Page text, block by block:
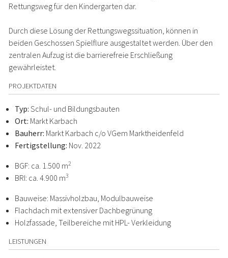
Rettungsweg für den Kindergarten dar.
Durch diese Lösung der Rettungswegssituation, können in
beiden Geschossen Spielflure ausgestaltet werden. Über den
zentralen Aufzug ist die barrierefreie Erschließung
gewährleistet.
PROJEKTDATEN
Typ: Schul- und Bildungsbauten
Ort: Markt Karbach
Bauherr: Markt Karbach c/o VGem Marktheidenfeld
Fertigstellung: Nov. 2022
BGF: ca. 1.500 m2
BRI: ca. 4.900 m3
Bauweise: Massivholzbau, Modulbauweise
Flachdach mit extensiver Dachbegrünung
Holzfassade, Teilbereiche mit HPL- Verkleidung
LEISTUNGEN